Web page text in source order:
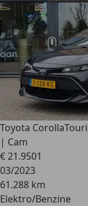
Toyota Corolla
| Cam
€ 21.9501
03/2023
61.288 km
Elektro/Benzine